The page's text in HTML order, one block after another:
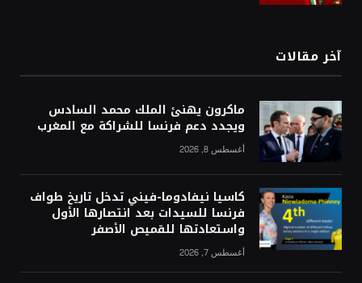
آخر مقالات
ماكرون يهنئ الملك محمد السادس
ويجدد دعم فرنسا للشراكة مع المغرب
أغسطس 8, 2026
كاسيا نيفادوما-فيني تدخل تاريخ طواف
فرنسا للسيدات بعد انتصارها الأول
واستعادتها للقميص الأصفر
أغسطس 7, 2026